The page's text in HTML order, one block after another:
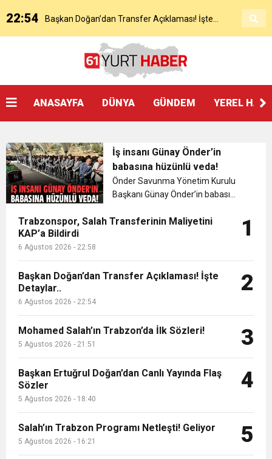
KAP’a Bildirdi
22:54 Başkan Doğan’dan Transfer Açıklaması! İşte
Mohamed Salah’ın Trabzon’da İlk Sözleri!
0:59 Başkan Ertuğrul Doğan Canlı Yayında Transferi
Açıkladı
0:11 Trabzonspor, Mohammed Salah’ı Resmen KAP’a
Bildirdi
20:05 Trabzonspor Muhammed Salah Transferini
Tamamladı
9:50 MGD’DEN ANITKABİR’E ANLAMLI ZİYARET
18:59
22:58 Trabzonspor, Salah Transferinin Maliyetini
KAP’a Bildirdi
ANASAYFA DÜNYA GÜNDEM YEREL
İş insanı Günay Önder’in
babasına hüzünlü veda!
Önder Savunma Yönetim Kurulu
Başkanı Günay Önder’in babası
Trabzonspor, Salah Transferinin Maliyetini
KAP’a Bildirdi
6 Ağustos 2026 - 22:58
1
Başkan Doğan’dan Transfer Açıklaması! İşte
Detaylar..
6 Ağustos 2026 - 22:54
2
Mohamed Salah’ın Trabzon’da İlk Sözleri!
5 Ağustos 2026 - 21:51 3
Başkan Ertuğrul Doğan’dan Canlı Yayında Flaş
Sözler
5 Ağustos 2026 - 18:40
4
Salah’ın Trabzon Programı Netleşti! Geliyor
5 Ağustos 2026 - 16:21 5